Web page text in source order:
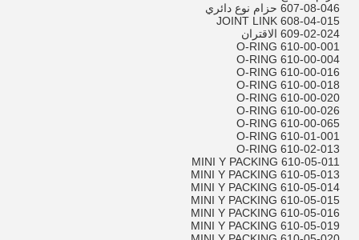
607-08-046 حزام نوع دائري
608-04-015 JOINT LINK
609-02-024 الاقتران
610-00-001 O-RING
610-00-004 O-RING
610-00-016 O-RING
610-00-018 O-RING
610-00-020 O-RING
610-00-026 O-RING
610-00-065 O-RING
610-01-001 O-RING
610-02-013 O-RING
610-05-011 MINI Y PACKING
610-05-013 MINI Y PACKING
610-05-014 MINI Y PACKING
610-05-015 MINI Y PACKING
610-05-016 MINI Y PACKING
610-05-019 MINI Y PACKING